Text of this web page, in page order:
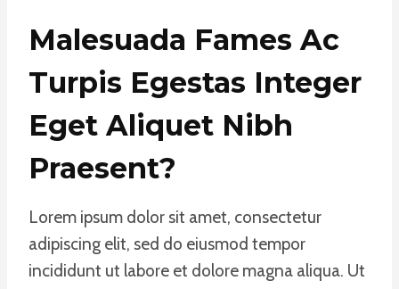
Malesuada Fames Ac
Turpis Egestas Integer
Eget Aliquet Nibh
Praesent?
Lorem ipsum dolor sit amet, consectetur
adipiscing elit, sed do eiusmod tempor
incididunt ut labore et dolore magna aliqua. Ut